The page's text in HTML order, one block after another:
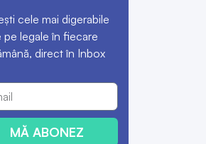
cele mai digerabile
pe legale în fiecare
direct în Inbox
MĂ ABONEZ